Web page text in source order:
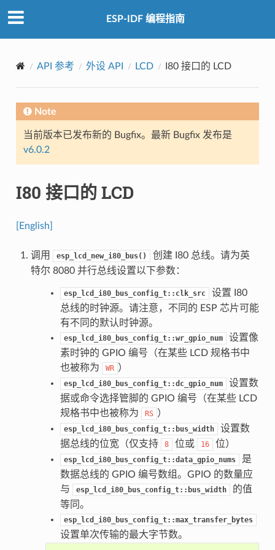
ESP-IDF 编程指南
API 参考 外设 API LCD I80 接口的 LCD
Note
当前版本已发布新的 Bugfix。最新 Bugfix 发布是
v6.0.2
I80 接口的 LCD
[English]
调用 esp_lcd_new_i80_bus()
创建 I80 总线。请为英
特尔 8080 并行总线设置以下参数：
esp_lcd_i80_bus_config_t::clk_src
设置 I80
总线的时钟源。请注意，不同的 ESP 芯片可能
有不同的默认时钟源。
esp_lcd_i80_bus_config_t::wr_gpio_num
设置像
素时钟的 GPIO 编号（在某些 LCD 规格书中
也被称为
WR ）
esp_lcd_i80_bus_config_t::dc_gpio_num
设置数
据或命令选择管脚的 GPIO 编号（在某些 LCD
规格书中也被称为
RS ）
esp_lcd_i80_bus_config_t::bus_width
设置数
据总线的位宽（仅支持
8 位或 16 位）
esp_lcd_i80_bus_config_t::data_gpio_nums
是
数据总线的 GPIO 编号数组。GPIO 的数量应
与
esp_lcd_i80_bus_config_t::bus_width
的值
等同。
esp_lcd_i80_bus_config_t::max_transfer_bytes
设置单次传输的最大字节数。